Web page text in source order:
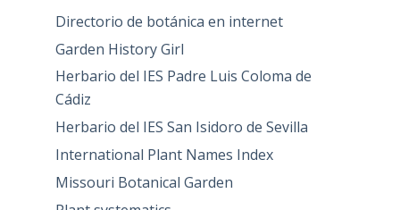
Directorio de botánica en internet
Garden History Girl
Herbario del IES Padre Luis Coloma de
Cádiz
Herbario del IES San Isidoro de Sevilla
International Plant Names Index
Missouri Botanical Garden